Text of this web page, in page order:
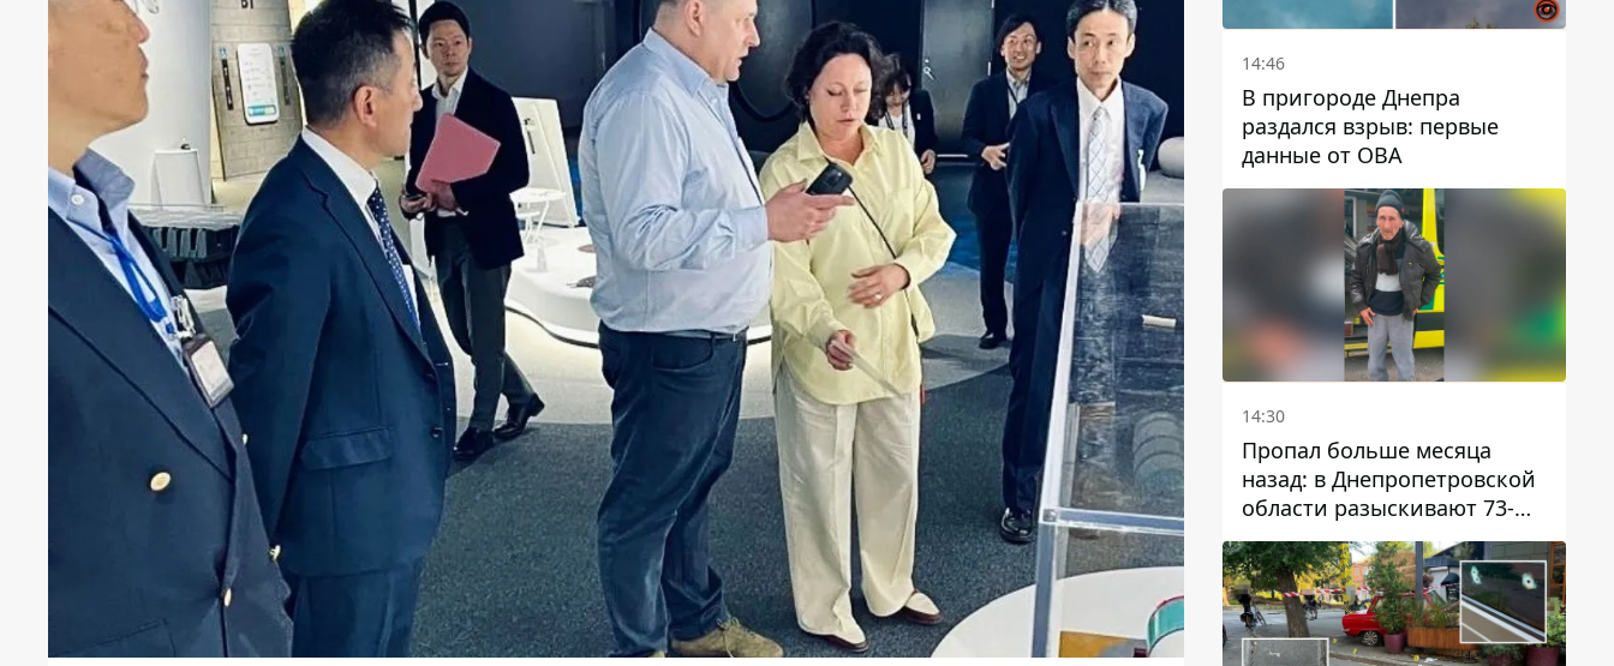
14:46
В пригороде Днепра
раздался взрыв: первые
данные от ОВА
14:30
Пропал больше месяца
назад: в Днепропетровской
области разыскивают 73-
летнего мужчину